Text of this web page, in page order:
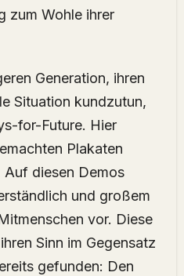
zum Wohle ihrer
Generation, ihren
Situation kundzutun,
for-Future. Hier
Plakaten
Auf diesen Demos
und großem
vor. Diese
Sinn im Gegensatz
gefunden: Den